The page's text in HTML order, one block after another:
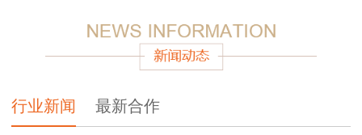
行业新闻 最新合作